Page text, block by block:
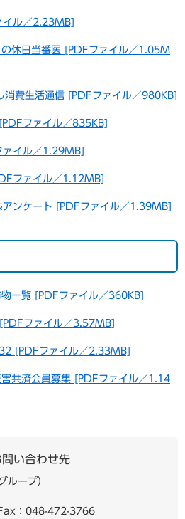
イル／2.23MB]
休日当番医 [PDFファイル／1.05M
消費生活通信 [PDFファイル／980KB]
ファイル／835KB]
ァイル／1.29MB]
ファイル／1.12MB]
アンケート [PDFファイル／1.39MB]
一覧 [PDFファイル／360KB]
ファイル／3.57MB]
[PDFファイル／2.33MB]
共済会員募集 [PDFファイル／1.14
い合わせ先
ループ
：048-472-3766